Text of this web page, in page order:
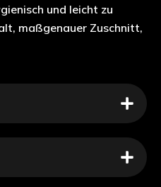
und leicht zu
maßgenauer Zuschnitt,